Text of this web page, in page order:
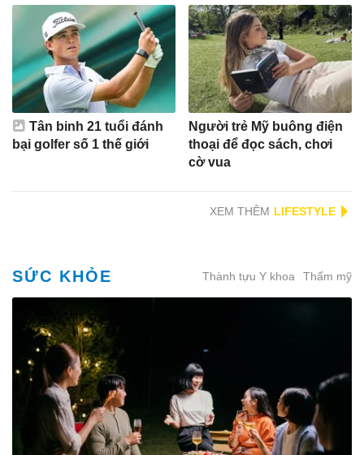
Tân binh 21 tuổi đánh
bại golfer số 1 thế giới
Người trẻ Mỹ buông điện
thoại để đọc sách, chơi
cờ vua
XEM THÊM
SỨC KHỎE Thành tựu Y khoa Thẩm mỹ